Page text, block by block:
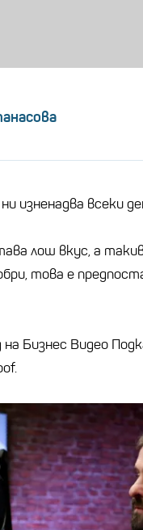
изненадва всеки
лош вкус, а
това е
на Бизнес Видео